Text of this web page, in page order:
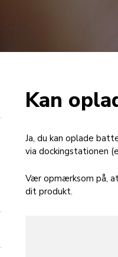
Kan
Ja, du kan oplade
via dockingstationen
Vær opmærksom på,
dit produkt.